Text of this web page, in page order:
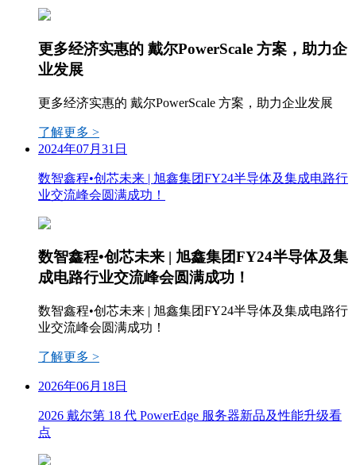
更多经济实惠的 戴尔PowerScale 方案，助力企
业发展
更多经济实惠的 戴尔PowerScale 方案，助力企业发展
了解更多 >
2024年07月31日
数智鑫程•创芯未来 | 旭鑫集团FY24半导体及集成电路行
业交流峰会圆满成功！
数智鑫程•创芯未来 | 旭鑫集团FY24半导体及集
成电路行业交流峰会圆满成功！
数智鑫程•创芯未来 | 旭鑫集团FY24半导体及集成电路行
业交流峰会圆满成功！
了解更多 >
2026年06月18日
2026 戴尔第 18 代 PowerEdge 服务器新品及性能升级看
点